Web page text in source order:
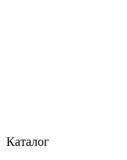
Каталог